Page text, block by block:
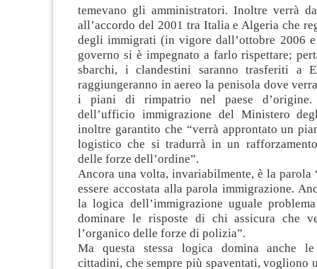
temevano gli amministratori. Inoltre verrà
all’accordo del 2001 tra Italia e Algeria che
degli immigrati (in vigore dall’ottobre 2006
governo si è impegnato a farlo rispettare;
sbarchi, i clandestini saranno trasferiti a
raggiungeranno in aereo la penisola dove
i piani di rimpatrio nel paese d’origine.
dell’ufficio immigrazione del Ministero
inoltre garantito che “verrà approntato un
logistico che si tradurrà in un
delle forze dell’ordine”.
Ancora una volta, invariabilmente, è la parola
essere accostata alla parola immigrazione.
la logica dell’immigrazione uguale
dominare le risposte di chi assicura che
l’organico delle forze di polizia”.
Ma questa stessa logica domina anche
cittadini, che sempre più spaventati, vogliono